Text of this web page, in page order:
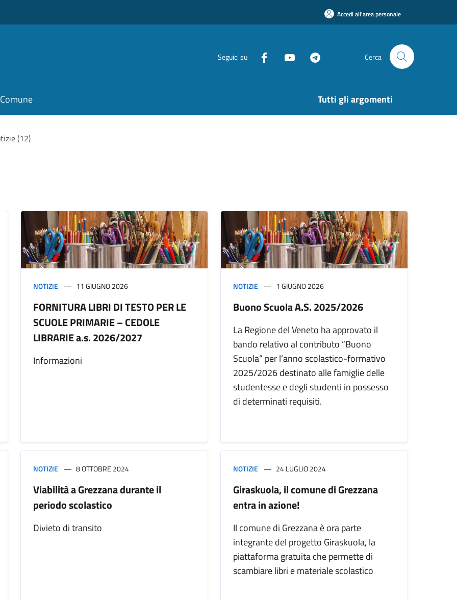
Accedi all'area personale
Seguici su Cerca
Tutti gli argomenti
(12)
NOTIZIE 11 GIUGNO 2026
FORNITURA LIBRI DI TESTO PER LE
SCUOLE PRIMARIE – CEDOLE
LIBRARIE a.s. 2026/2027
Informazioni
NOTIZIE 1 GIUGNO 2026
Buono Scuola A.S. 2025/2026
La Regione del Veneto ha approvato il
bando relativo al contributo “Buono
Scuola” per l’anno scolastico-formativo
2025/2026 destinato alle famiglie delle
studentesse e degli studenti in possesso
di determinati requisiti.
NOTIZIE 8 OTTOBRE 2024
Viabilità a Grezzana durante il
periodo scolastico
Divieto di transito
NOTIZIE 24 LUGLIO 2024
Giraskuola, il comune di Grezzana
entra in azione!
Il comune di Grezzana è ora parte
integrante del progetto Giraskuola, la
piattaforma gratuita che permette di
scambiare libri e materiale scolastico